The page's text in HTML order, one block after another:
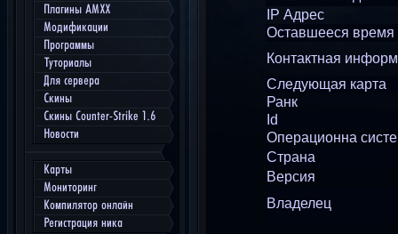
Плагины AMXX
Модификации
Программы
Туториалы
Для сервера
Скины
Скины Counter-Strike 1.6
Новости
Карты
Мониторинг
Компилятор онлайн
Регистрация ника
IP Адрес
Оставшееся время
Контактная
Следующая карта
Ранк
Id
Операционна
Страна
Версия
Владелец